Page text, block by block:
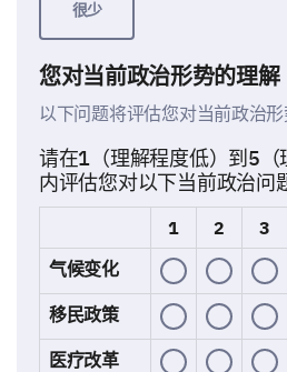
很少
您对当前政治形势的理解
以下问题将评估您对当前政治形
请在1（理解程度低）到5（
内评估您对以下当前政治问
1 2 3
气候变化
移民政策
医疗改革